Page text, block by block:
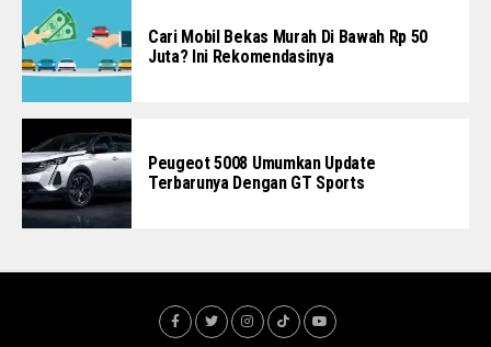
Cari Mobil Bekas Murah Di Bawah Rp 50
Juta? Ini Rekomendasinya
Peugeot 5008 Umumkan Update
Terbarunya Dengan GT Sports